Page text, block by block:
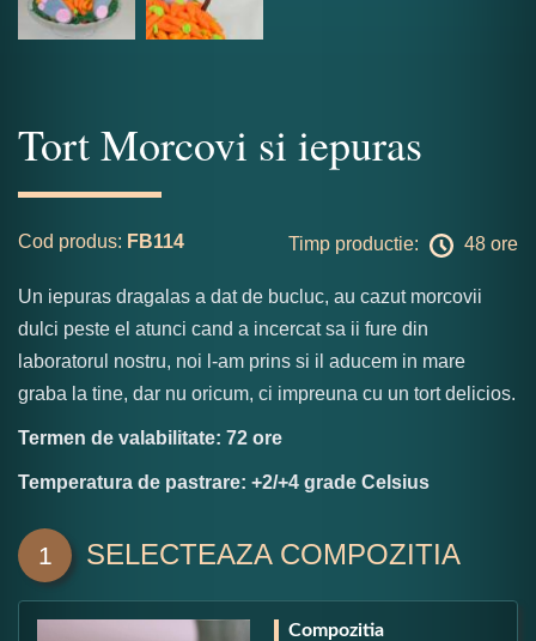
Tort Morcovi si iepuras
Cod produs: FB114 Timp productie: 48 ore
Un iepuras dragalas a dat de bucluc, au cazut morcovii
dulci peste el atunci cand a incercat sa ii fure din
laboratorul nostru, noi l-am prins si il aducem in mare
graba la tine, dar nu oricum, ci impreuna cu un tort delicios.
Termen de valabilitate: 72 ore
Temperatura de pastrare: +2/+4 grade Celsius
1 SELECTEAZA COMPOZITIA
Compozitia